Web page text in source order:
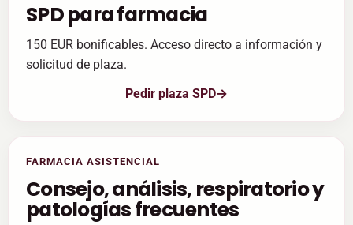
SPD para farmacia
150 EUR bonificables. Acceso directo a información y
solicitud de plaza.
Pedir plaza SPD
FARMACIA ASISTENCIAL
Consejo, análisis, respiratorio y
patologías frecuentes